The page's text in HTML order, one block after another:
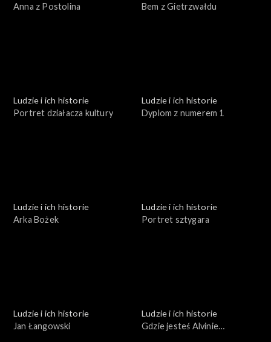
Anna z Postolina
Bem z Gietrzwałdu
Ludzie i ich historie
Portret działacza kultury
Ludzie i ich historie
Dyplom z numerem 1
Ludzie i ich historie
Arka Bożek
Ludzie i ich historie
Portret sztygara
Ludzie i ich historie
Jan Łangowski
Ludzie i ich historie
Gdzie jesteś Alvinie